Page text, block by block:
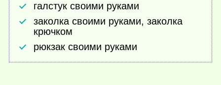
галстук своими руками
заколка своими руками, заколка
крючком
рюкзак своими руками